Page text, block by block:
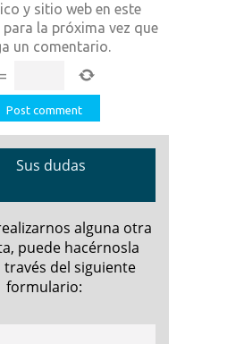
y sitio web en este
la próxima vez que
un comentario.
=
Sus dudas
alguna otra
puede hacérnosla
través del siguiente
formulario: